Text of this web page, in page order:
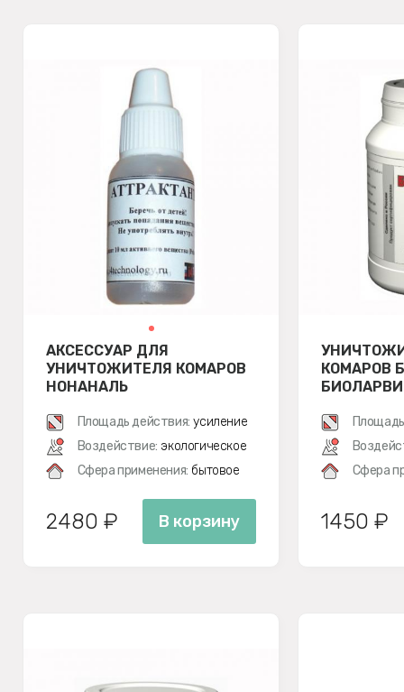
АКСЕССУАР ДЛЯ
УНИЧТОЖИТЕЛЯ КОМАРОВ
НОНАНАЛЬ
Площадь действия: усиление
Воздействие: экологическое
Сфера применения: бытовое
2480 ₽ В корзину
КОМАРОВ
Сфера
1450 ₽